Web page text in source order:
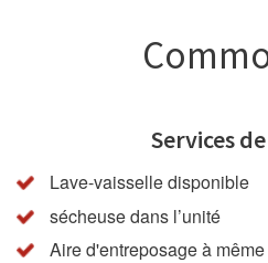
Services
Lave-vaisselle disponible
sécheuse dans l’unité
Aire d'entreposage à